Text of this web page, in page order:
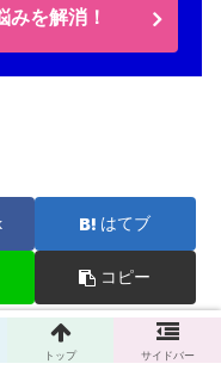
みを解消！
はてブ
コピー
するトップ サイドバー